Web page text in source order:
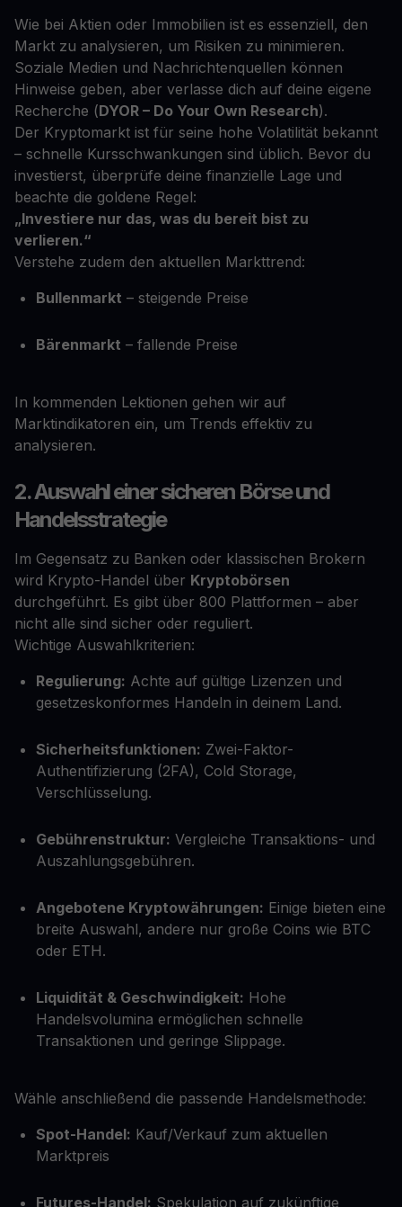
Wie bei Aktien oder Immobilien ist es essenziell, den
Markt zu analysieren, um Risiken zu minimieren.
Soziale Medien und Nachrichtenquellen können
Hinweise geben, aber verlasse dich auf deine eigene
Recherche (DYOR – Do Your Own Research).
Der Kryptomarkt ist für seine hohe Volatilität bekannt
– schnelle Kursschwankungen sind üblich. Bevor du
investierst, überprüfe deine finanzielle Lage und
beachte die goldene Regel:
„Investiere nur das, was du bereit bist zu
verlieren.“
Verstehe zudem den aktuellen Markttrend:
Bullenmarkt – steigende Preise
Bärenmarkt – fallende Preise
In kommenden Lektionen gehen wir auf
Marktindikatoren ein, um Trends effektiv zu
analysieren.
2. Auswahl einer sicheren Börse und
Handelsstrategie
Im Gegensatz zu Banken oder klassischen Brokern
wird Krypto-Handel über Kryptobörsen
durchgeführt. Es gibt über 800 Plattformen – aber
nicht alle sind sicher oder reguliert.
Wichtige Auswahlkriterien:
Regulierung: Achte auf gültige Lizenzen und
gesetzeskonformes Handeln in deinem Land.
Sicherheitsfunktionen: Zwei-Faktor-
Authentifizierung (2FA), Cold Storage,
Verschlüsselung.
Gebührenstruktur: Vergleiche Transaktions- und
Auszahlungsgebühren.
Angebotene Kryptowährungen: Einige bieten eine
breite Auswahl, andere nur große Coins wie BTC
oder ETH.
Liquidität & Geschwindigkeit: Hohe
Handelsvolumina ermöglichen schnelle
Transaktionen und geringe Slippage.
Wähle anschließend die passende Handelsmethode:
Spot-Handel: Kauf/Verkauf zum aktuellen
Marktpreis
Futures-Handel: Spekulation auf zukünftige